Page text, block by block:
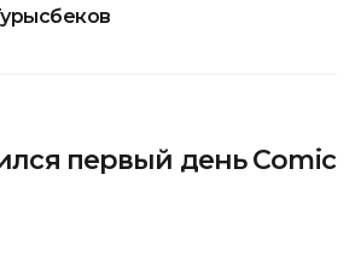
первый день Comic